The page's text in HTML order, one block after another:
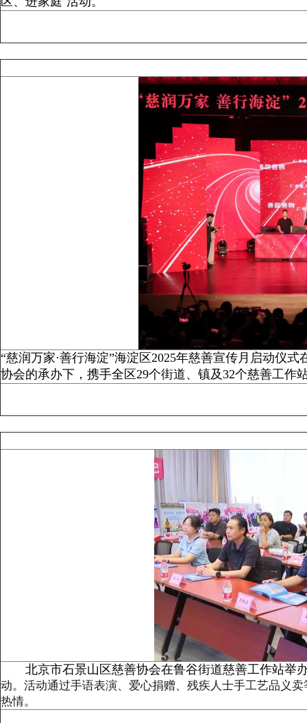
“慈润万家·善行海淀”海淀区2025年慈善宣传月启动仪
协会的承办下，携手全区29个街道、镇及32个慈善工
北京市石景山区慈善协会在鲁谷街道慈善工作站举
动。 活动通过手语表演、爱心捐赠、残疾人士手工艺品义
热情。